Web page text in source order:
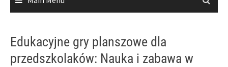
Edukacyjne gry planszowe dla
przedszkolaków: Nauka i zabawa w